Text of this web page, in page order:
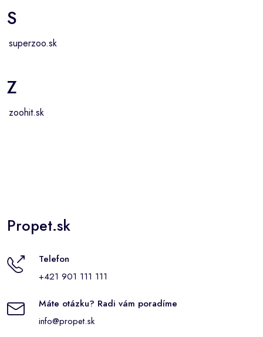
S
superzoo.sk
Z
zoohit.sk
Propet.sk
Telefon
+421 901 111 111
Máte otázku? Radi vám poradíme
info@propet.sk